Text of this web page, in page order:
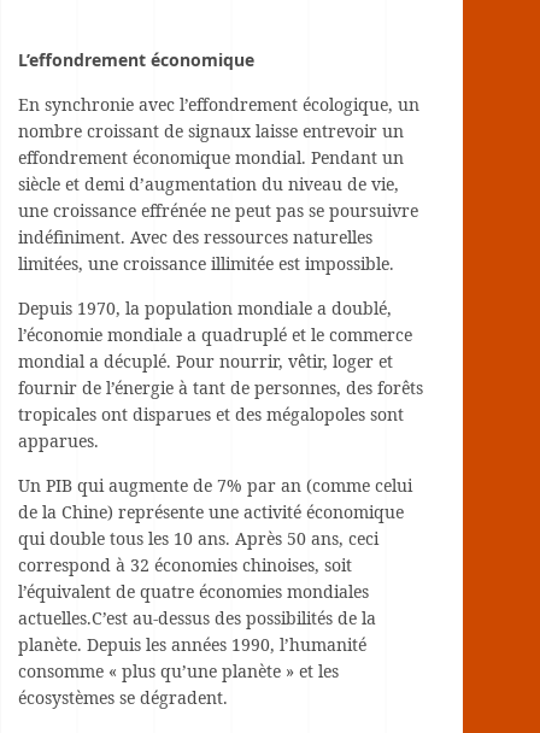
L’effondrement économique
En synchronie avec l’effondrement écologique, un
nombre croissant de signaux laisse entrevoir un
effondrement économique mondial. Pendant un
siècle et demi d’augmentation du niveau de vie,
une croissance effrénée ne peut pas se poursuivre
indéfiniment. Avec des ressources naturelles
limitées, une croissance illimitée est impossible.
Depuis 1970, la population mondiale a doublé,
l’économie mondiale a quadruplé et le commerce
mondial a décuplé. Pour nourrir, vêtir, loger et
fournir de l’énergie à tant de personnes, des forêts
tropicales ont disparues et des mégalopoles sont
apparues.
Un PIB qui augmente de 7% par an (comme celui
de la Chine) représente une activité économique
qui double tous les 10 ans. Après 50 ans, ceci
correspond à 32 économies chinoises, soit
l’équivalent de quatre économies mondiales
actuelles.C’est au-dessus des possibilités de la
planète. Depuis les années 1990, l’humanité
consomme « plus qu’une planète » et les
écosystèmes se dégradent.